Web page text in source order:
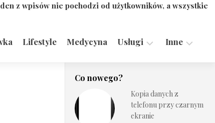
z wpisów nie pochodzi od użytkowników, a wszystkie
Lifestyle Medycyna Usługi
Technologie
Inne
Co nowego?
Kopia danych z
telefonu przy czarnym
ekranie